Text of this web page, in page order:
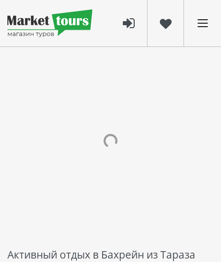
Активный отдых в Бахрейн из Тараза